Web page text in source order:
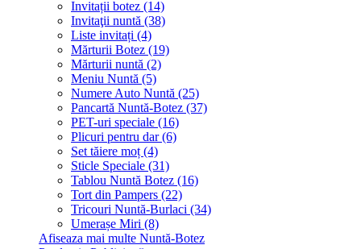
Invitații botez (14)
Invitaţii nuntă (38)
Liste invitați (4)
Mărturii Botez (19)
Mărturii nuntă (2)
Meniu Nuntă (5)
Numere Auto Nuntă (25)
Pancartă Nuntă-Botez (37)
PET-uri speciale (16)
Plicuri pentru dar (6)
Set tăiere moț (4)
Sticle Speciale (31)
Tablou Nuntă Botez (16)
Tort din Pampers (22)
Tricouri Nuntă-Burlaci (34)
Umerașe Miri (8)
Afiseaza mai multe Nuntă-Botez